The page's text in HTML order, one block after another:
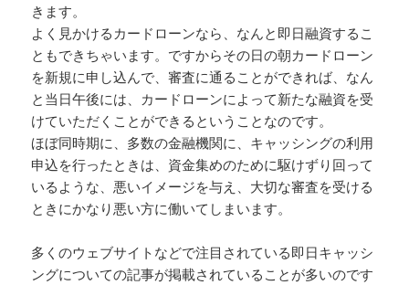
きます。
よく見かけるカードローンなら、なんと即日融資するこ
ともできちゃいます。ですからその日の朝カードローン
を新規に申し込んで、審査に通ることができれば、なん
と当日午後には、カードローンによって新たな融資を受
けていただくことができるということなのです。
ほぼ同時期に、多数の金融機関に、キャッシングの利用
申込を行ったときは、資金集めのために駆けずり回って
いるような、悪いイメージを与え、大切な審査を受ける
ときにかなり悪い方に働いてしまいます。
多くのウェブサイトなどで注目されている即日キャッシ
ングについての記事が掲載されていることが多いのです